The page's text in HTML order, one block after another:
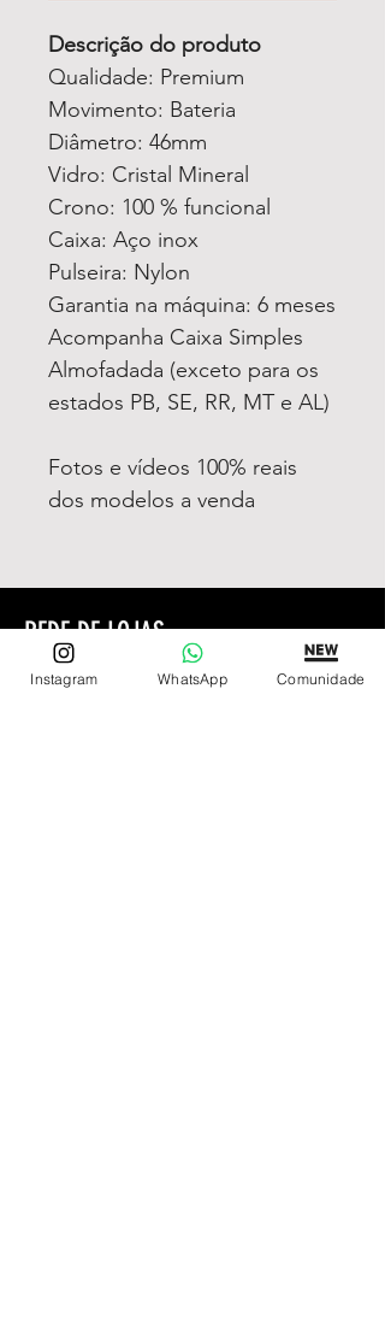
Descrição do produto
Qualidade: Premium
Movimento: Bateria
Diâmetro: 46mm
Vidro: Cristal Mineral
Crono: 100 % funcional
Caixa: Aço inox
Pulseira: Nylon
Garantia na máquina: 6 meses
Acompanha Caixa Simples
Almofadada (exceto para os
estados PB, SE, RR, MT e AL)
Fotos e vídeos 100% reais
dos modelos a venda
REDE DE LOJAS
Loja de Relógios Online
Relógios Top Tier
Instagram WhatsApp Comunidade